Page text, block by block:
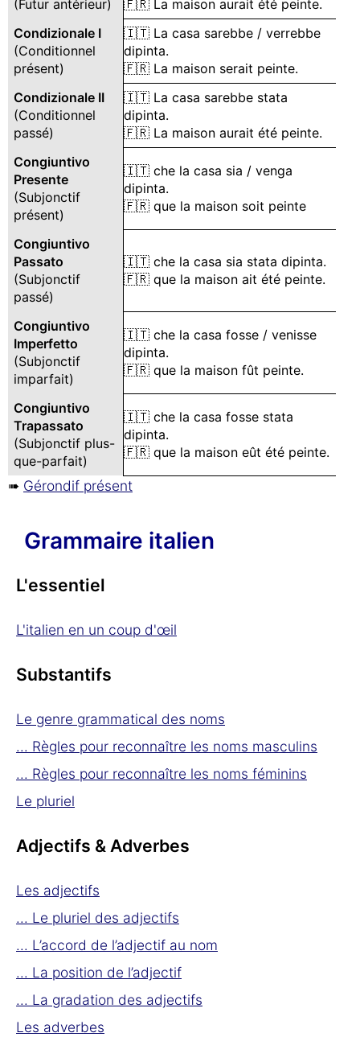
(Futur antérieur)
🇫🇷 La maison aurait été peinte.
Condizionale I
(Conditionnel
présent)
🇮🇹 La casa sarebbe / verrebbe
dipinta.
🇫🇷 La maison serait peinte.
Condizionale II
(Conditionnel
passé)
🇮🇹 La casa sarebbe stata
dipinta.
🇫🇷 La maison aurait été peinte.
Congiuntivo
Presente
(Subjonctif
présent)
🇮🇹 che la casa sia / venga
dipinta.
🇫🇷 que la maison soit peinte
Congiuntivo
Passato
(Subjonctif
passé)
🇮🇹 che la casa sia stata dipinta.
🇫🇷 que la maison ait été peinte.
Congiuntivo
Imperfetto
(Subjonctif
imparfait)
🇮🇹 che la casa fosse / venisse
dipinta.
🇫🇷 que la maison fût peinte.
Congiuntivo
Trapassato
(Subjonctif plus-
que-parfait)
🇮🇹 che la casa fosse stata
dipinta.
🇫🇷 que la maison eût été peinte.
➠ Gérondif présent
Grammaire italien
L'essentiel
L'italien en un coup d'œil
Substantifs
Le genre grammatical des noms
... Règles pour reconnaître les noms masculins
... Règles pour reconnaître les noms féminins
Le pluriel
Adjectifs & Adverbes
Les adjectifs
... Le pluriel des adjectifs
... L’accord de l’adjectif au nom
... La position de l’adjectif
... La gradation des adjectifs
Les adverbes